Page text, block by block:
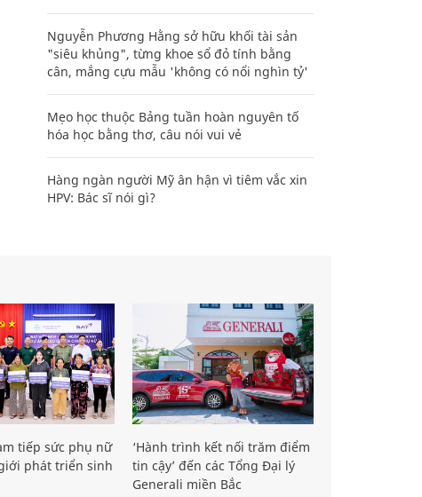
Nguyễn Phương Hằng sở hữu khối tài sản
"siêu khủng", từng khoe sổ đỏ tính bằng
cân, mắng cựu mẫu 'không có nổi nghìn tỷ'
Mẹo học thuộc Bảng tuần hoàn nguyên tố
hóa học bằng thơ, câu nói vui vẻ
Hàng ngàn người Mỹ ân hận vì tiêm vắc xin
HPV: Bác sĩ nói gì?
tiếp sức phụ nữ
phát triển sinh
‘Hành trình kết nối trăm điểm
tin cậy’ đến các Tổng Đại lý
Generali miền Bắc